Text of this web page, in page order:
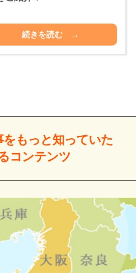
続きを読む →
もっと知っていた
コンテンツ